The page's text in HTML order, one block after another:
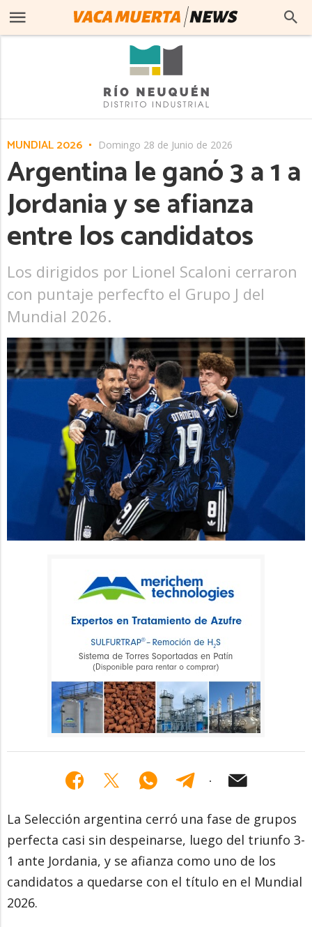
MUNDIAL 2026 Domingo 28 de Junio de 2026
Argentina le ganó 3 a 1 a
Jordania y se afianza
entre los candidatos
Los dirigidos por Lionel Scaloni cerraron
con puntaje perfecfto el Grupo J del
Mundial 2026.
La Selección argentina cerró una fase de grupos
perfecta casi sin despeinarse, luego del triunfo 3-
1 ante Jordania, y se afianza como uno de los
candidatos a quedarse con el título en el Mundial
2026.